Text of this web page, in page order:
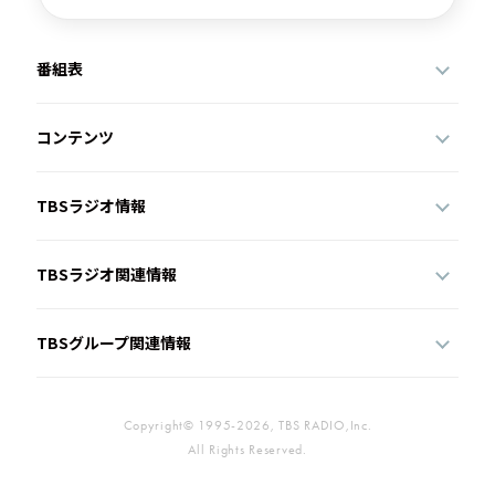
番組表
コンテンツ
TBSラジオ情報
TBSラジオ関連情報
TBSグループ関連情報
Copyright© 1995-2026, TBS RADIO,Inc.
All Rights Reserved.